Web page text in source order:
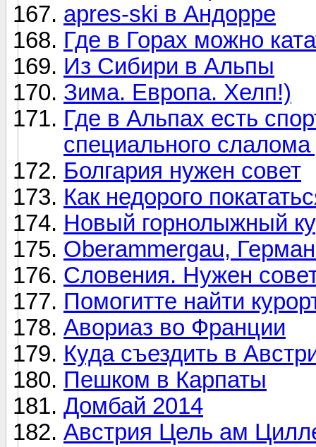
apres-ski в Андорре
Где в Горах можно
Из Сибири в Альпы
Зима. Европа. Хелп!)
Где в Альпах есть
специального
Болгария нужен совет
Как недорого
Новый горнолыжный
Oberammergau,
Словения. Нужен
Помогитте найти
Авориаз во Франции
Куда съездить в
Пешком в Карпаты
Домбай 2014
Австрия Цель ам